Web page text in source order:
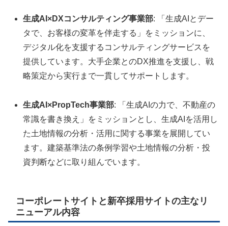
生成AI×DXコンサルティング事業部: 「生成AIとデー
タで、お客様の変革を伴走する」をミッションに、
デジタル化を支援するコンサルティングサービスを
提供しています。大手企業とのDX推進を支援し、戦
略策定から実行まで一貫してサポートします。
生成AI×PropTech事業部: 「生成AIの力で、不動産の
常識を書き換え」をミッションとし、生成AIを活用し
た土地情報の分析・活用に関する事業を展開してい
ます。建築基準法の条例学習や土地情報の分析・投
資判断などに取り組んでいます。
コーポレートサイトと新卒採用サイトの主なリ
ニューアル内容